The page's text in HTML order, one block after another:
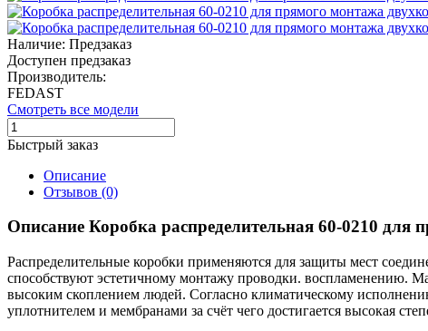
Наличие: Предзаказ
Доступен предзаказ
Производитель:
FEDAST
Смотреть все модели
Быстрый заказ
Описание
Отзывов (0)
Описание Коробка распределительная 60-0210
Распределительные коробки применяются для защиты мест
способствуют эстетичному монтажу проводки. воспламенению.
высоким скоплением людей. Согласно климатическому
уплотнителем и мембранами за счёт чего достигается высокая